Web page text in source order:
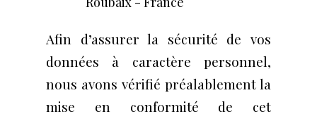
Afin d’assurer la sécurité de vos
données à caractère personnel,
nous avons vérifié préalablement la
mise en conformité de cet